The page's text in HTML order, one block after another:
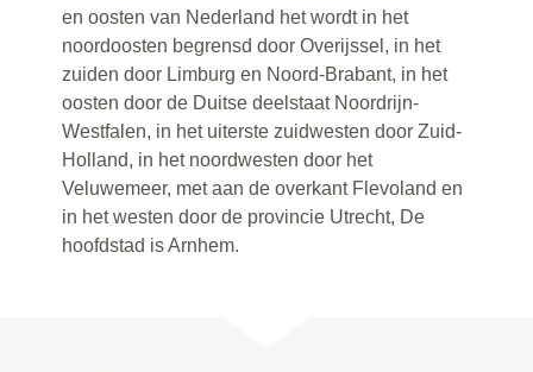
en oosten van Nederland het wordt in het
noordoosten begrensd door Overijssel, in het
zuiden door Limburg en Noord-Brabant, in het
oosten door de Duitse deelstaat Noordrijn-
Westfalen, in het uiterste zuidwesten door Zuid-
Holland, in het noordwesten door het
Veluwemeer, met aan de overkant Flevoland en
in het westen door de provincie Utrecht, De
hoofdstad is Arnhem.